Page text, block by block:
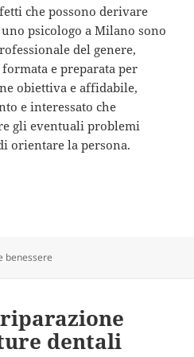
che possono derivare
psicologo a Milano sono
del genere,
e preparata per
obiettiva e affidabile,
e interessato che
gli eventuali problemi
orientare la persona.
benessere
dentali